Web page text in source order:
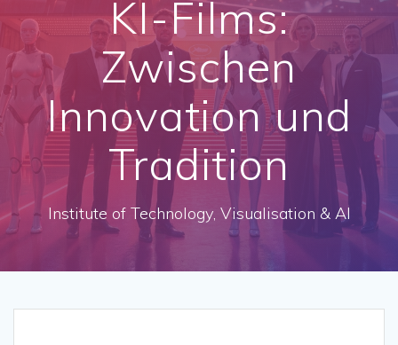
KI-Films:
Zwischen
Innovation und
Tradition
Institute of Technology, Visualisation & AI